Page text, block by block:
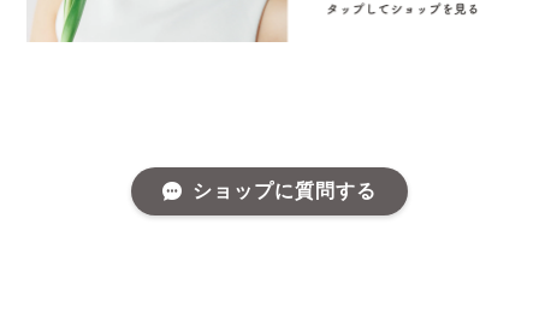
ショップに質問する